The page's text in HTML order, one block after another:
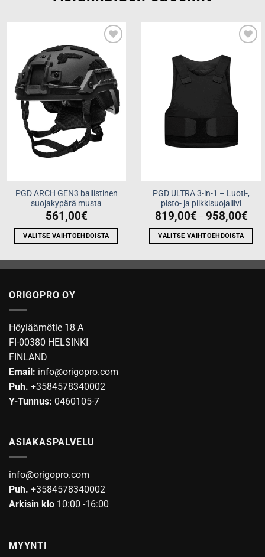
Add to
wishlist
PGD ARCH GEN3 ballistinen
suojakypärä musta
561,00€
VALITSE VAIHTOEHDOISTA
tuotteella
muunnelma.
tehdä
valinnat
tuotteen
wishlist
PGD ULTRA 3-in-1 – Luoti-,
pisto- ja piikkisuojaliivi
819,00€ – 958,00€Price
VALITSE VAIHTOEHDOISTA
tuotteella
ORIGOPRO OY
Höyläämötie 18 A
FI-00380 HELSINKI
FINLAND
Email: info@origopro.com
Puh. +3584578340002
Y-Tunnus: 0460105-7
ASIAKASPALVELU
info@origopro.com
Puh. +3584578340002
Arkisin klo 10:00 -16:00
MYYNTI